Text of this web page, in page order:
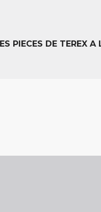
PIECES DE TEREX A